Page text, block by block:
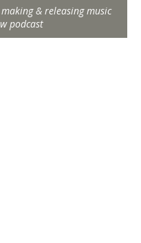
& releasing music
podcast